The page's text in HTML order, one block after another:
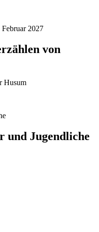
2027
von
Husum
Jugendliche